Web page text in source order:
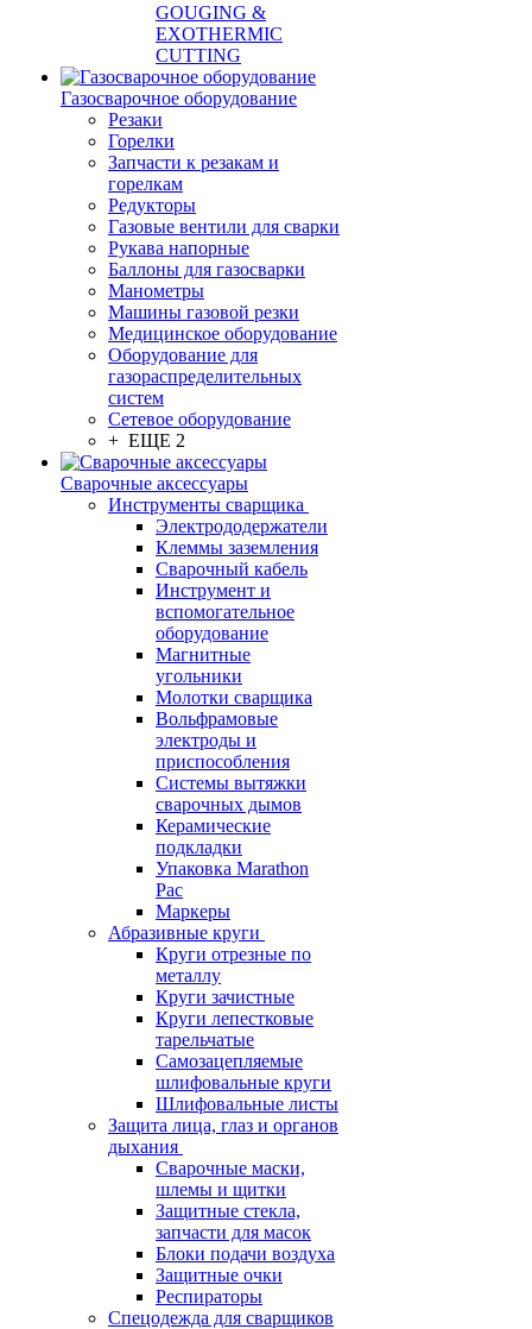
GOUGING &
EXOTHERMIC
CUTTING
Газосварочное оборудование
Резаки
Горелки
Запчасти к резакам и
горелкам
Редукторы
Газовые вентили для сварки
Рукава напорные
Баллоны для газосварки
Манометры
Машины газовой резки
Медицинское оборудование
Оборудование для
газораспределительных
систем
Сетевое оборудование
+ ЕЩЕ 2
Сварочные аксессуары
Инструменты сварщика
Электрододержатели
Клеммы заземления
Сварочный кабель
Инструмент и
вспомогательное
оборудование
Магнитные
угольники
Молотки сварщика
Вольфрамовые
электроды и
приспособления
Системы вытяжки
сварочных дымов
Керамические
подкладки
Упаковка Marathon
Pac
Маркеры
Абразивные круги
Круги отрезные по
металлу
Круги зачистные
Круги лепестковые
тарельчатые
Самозацепляемые
шлифовальные круги
Шлифовальные листы
Защита лица, глаз и органов
дыхания
Сварочные маски,
шлемы и щитки
Защитные стекла,
запчасти для масок
Блоки подачи воздуха
Защитные очки
Респираторы
Спецодежда для сварщиков